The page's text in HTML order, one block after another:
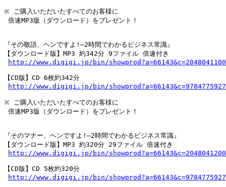
※ ご購入いただいたすべてのお客様に
倍速MP3版（ダウンロード）をプレゼント！
『その敬語、ヘンですよ!―2時間でわかるビジネス常識』
【ダウンロード版】MP3 約342分 9ファイル 倍速付き
http://www.digigi.jp/bin/
【CD版】CD 6枚約342分
http://www.digigi.jp/bin/
※ ご購入いただいたすべてのお客様に
倍速MP3版（ダウンロード）をプレゼント！
『そのマナー、ヘンですよ!―2時間でわかるビジネス常識』
【ダウンロード版】MP3 約320分 29ファイル 倍速付き
http://www.digigi.jp/bin/
【CD版】CD 5枚約320分
http://www.digigi.jp/bin/